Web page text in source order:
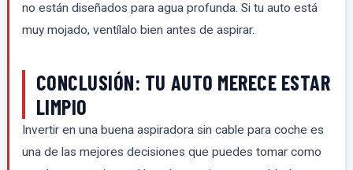
no están diseñados para agua profunda. Si tu auto está
muy mojado, ventílalo bien antes de aspirar.
CONCLUSIÓN: TU AUTO MERECE ESTAR
LIMPIO
Invertir en una buena aspiradora sin cable para coche es
una de las mejores decisiones que puedes tomar como